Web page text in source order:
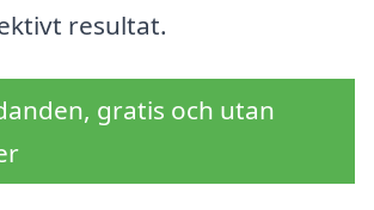
resultat.
gratis och utan